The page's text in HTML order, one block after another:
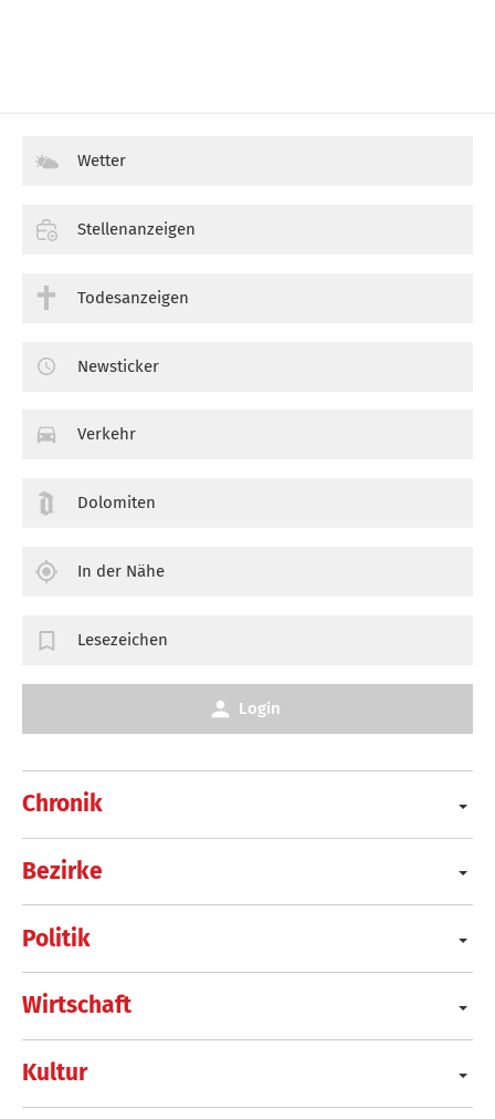
Chronik
Bezirke
Politik
Wirtschaft
Kultur
Wetter
Stellenanzeigen
Todesanzeigen
Newsticker
Verkehr
Dolomiten
In der Nähe
Lesezeichen
Login